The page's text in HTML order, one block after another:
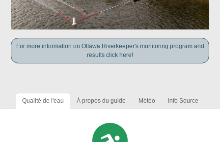
For more information on Ottawa Riverkeeper's monitoring program and
results click here!
Qualité de l'eau À propos du guide Météo Info Source